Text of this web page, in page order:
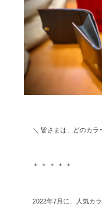
＼ 皆さまは、どのカラ
＊ ＊ ＊ ＊ ＊
2022年7月に、人気カ